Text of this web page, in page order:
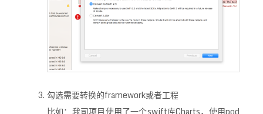
勾选需要转换的framework或者工程